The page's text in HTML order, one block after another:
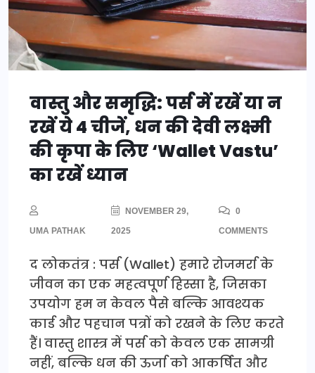
वास्तु और समृद्धि: पर्स में रखें या न
रखें ये 4 चीजें, धन की देवी लक्ष्मी
की कृपा के लिए ‘Wallet Vastu’
का रखें ध्यान
UMA PATHAK
NOVEMBER 29,
2025
0
COMMENTS
द लोकतंत्र : पर्स (Wallet) हमारे रोजमर्रा के
जीवन का एक महत्वपूर्ण हिस्सा है, जिसका
उपयोग हम न केवल पैसे बल्कि आवश्यक
कार्ड और पहचान पत्रों को रखने के लिए करते
हैं। वास्तु शास्त्र में पर्स को केवल एक सामग्री
नहीं, बल्कि धन की ऊर्जा को आकर्षित और